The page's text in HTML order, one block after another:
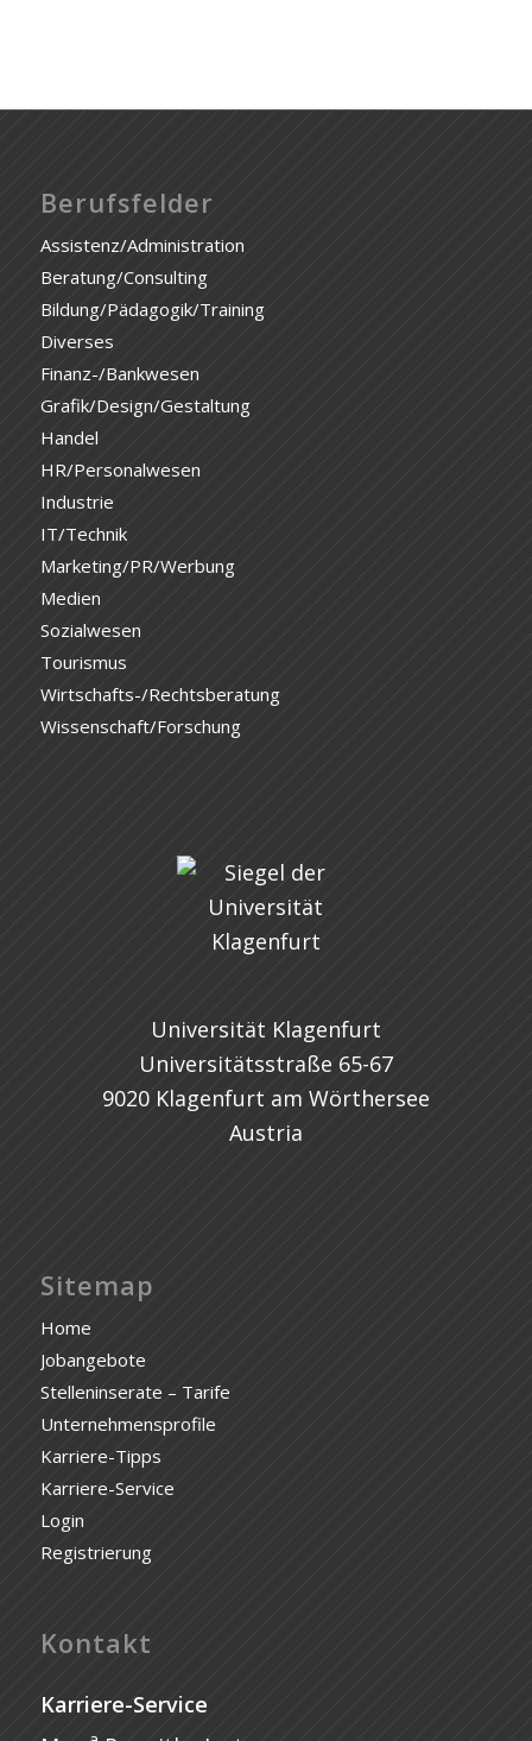
Berufsfelder
Assistenz/Administration
Beratung/Consulting
Bildung/Pädagogik/Training
Diverses
Finanz-/Bankwesen
Grafik/Design/Gestaltung
Handel
HR/Personalwesen
Industrie
IT/Technik
Marketing/PR/Werbung
Medien
Sozialwesen
Tourismus
Wirtschafts-/Rechtsberatung
Wissenschaft/Forschung
Universität Klagenfurt
Universitätsstraße 65-67
9020 Klagenfurt am Wörthersee
Austria
Sitemap
Home
Jobangebote
Stelleninserate – Tarife
Unternehmensprofile
Karriere-Tipps
Karriere-Service
Login
Registrierung
Kontakt
Karriere-Service